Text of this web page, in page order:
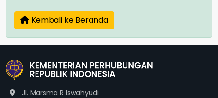
Kembali ke Beranda
Jl. Marsma R Iswahyudi